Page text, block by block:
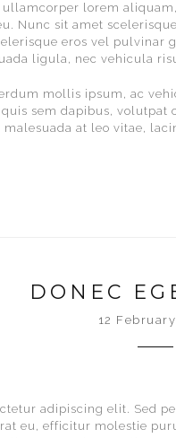
lorem
Nunc sit amet
eros vel pulvinar
ligula, nec vehicula
mollis ipsum, ac
sem dapibus,
at leo vitae,
DONEC
12
adipiscing elit. Sed
eu, efficitur molestie